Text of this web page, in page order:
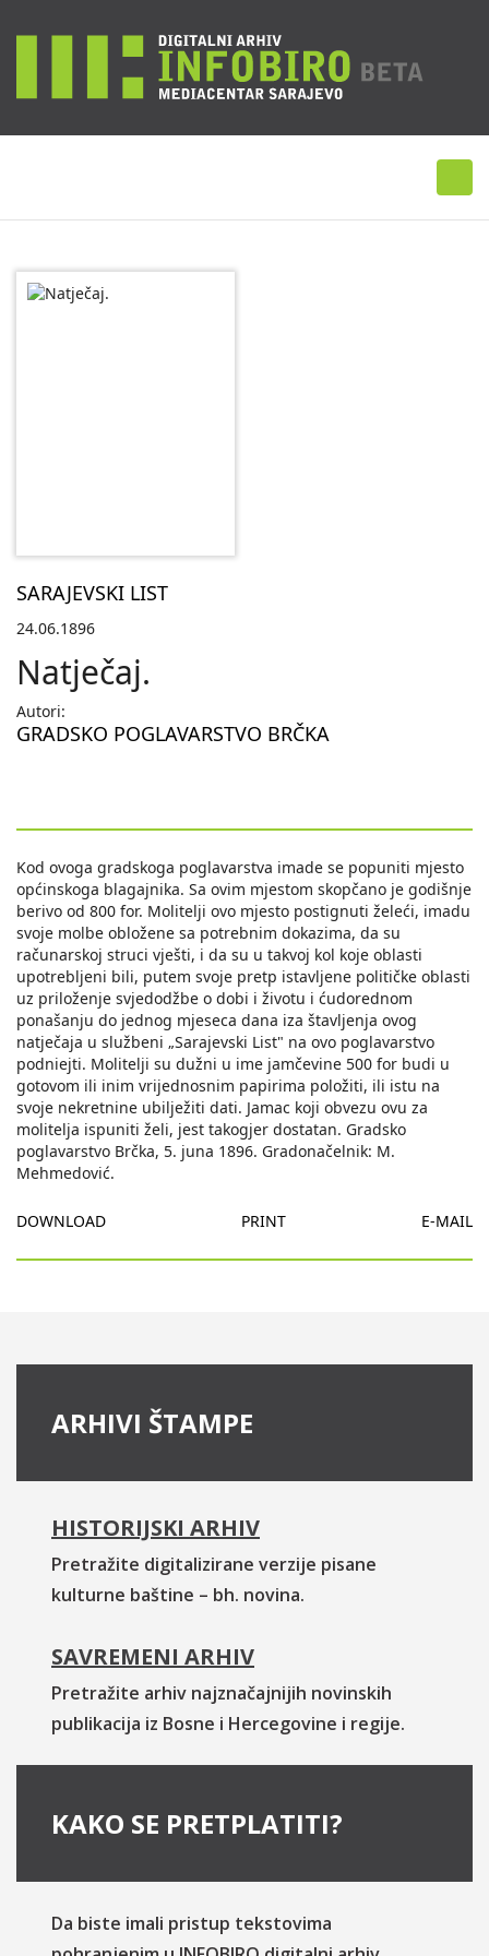
SARAJEVSKI LIST
24.06.1896
Natječaj.
Autori:
GRADSKO POGLAVARSTVO BRČKA
Kod ovoga gradskoga poglavarstva imade se popuniti mjesto
općinskoga blagajnika. Sa ovim mjestom skopčano je godišnje
berivo od 800 for. Molitelji ovo mjesto postignuti želeći, imadu
svoje molbe obložene sa potrebnim dokazima, da su
računarskoj struci vješti, i da su u takvoj kol koje oblasti
upotrebljeni bili, putem svoje pretp istavljene političke oblasti
uz priloženje svjedodžbe o dobi i životu i ćudorednom
ponašanju do jednog mjeseca dana iza štavljenja ovog
natječaja u službeni „Sarajevski List" na ovo poglavarstvo
podniejti. Molitelji su dužni u ime jamčevine 500 for budi u
gotovom ili inim vrijednosnim papirima položiti, ili istu na
svoje nekretnine ubilježiti dati. Jamac koji obvezu ovu za
molitelja ispuniti želi, jest takogjer dostatan. Gradsko
poglavarstvo Brčka, 5. juna 1896. Gradonačelnik: M.
Mehmedović.
DOWNLOAD PRINT E-MAIL
ARHIVI ŠTAMPE
HISTORIJSKI ARHIV
Pretražite digitalizirane verzije pisane
kulturne baštine – bh. novina.
SAVREMENI ARHIV
Pretražite arhiv najznačajnijih novinskih
publikacija iz Bosne i Hercegovine i regije.
KAKO SE PRETPLATITI?
Da biste imali pristup tekstovima